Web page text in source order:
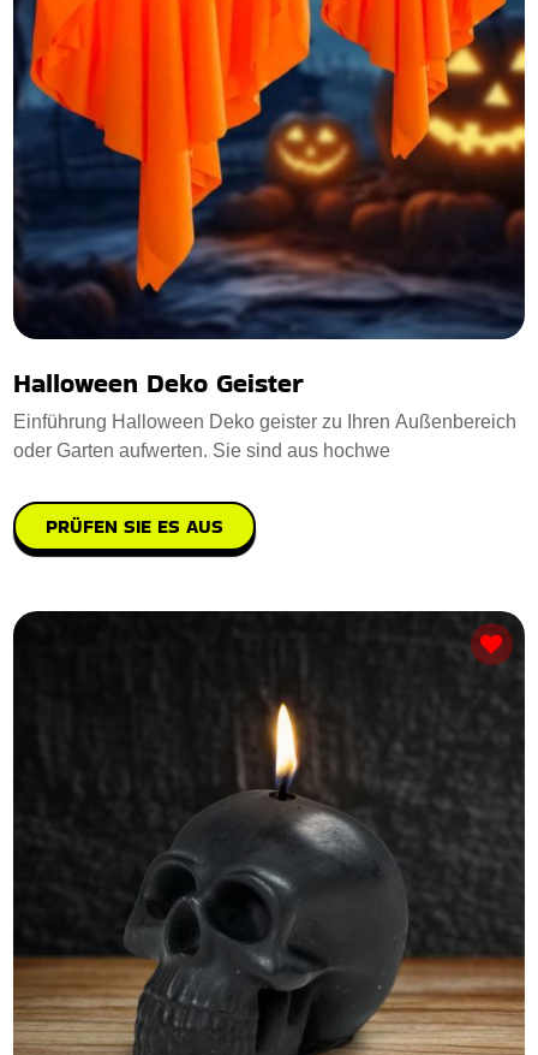
Halloween Deko Geister
Einführung Halloween Deko geister zu Ihren Außenbereich
oder Garten aufwerten. Sie sind aus hochwe
PRÜFEN SIE ES AUS